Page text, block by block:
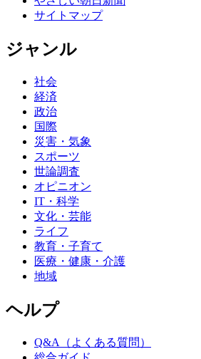
サイトマップ
ジャンル
社会
経済
政治
国際
災害・気象
スポーツ
世論調査
オピニオン
IT・科学
文化・芸能
ライフ
教育・子育て
医療・健康・介護
地域
ヘルプ
Q&A（よくある質問）